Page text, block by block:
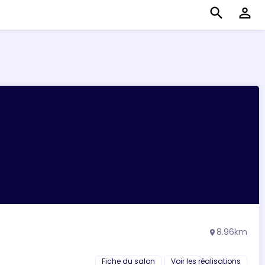
search perm_identity
location_on 8.96km
Fiche du salon Voir les réalisations